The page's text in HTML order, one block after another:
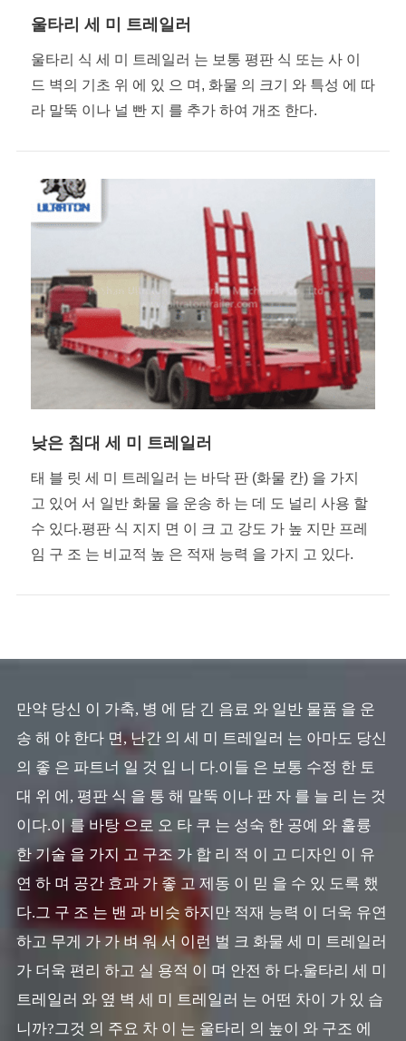
울타리 세 미 트레일러
울타리 식 세 미 트레일러 는 보통 평판 식 또는 사 이
드 벽의 기초 위 에 있 으 며, 화물 의 크기 와 특성 에 따
라 말뚝 이나 널 빤 지 를 추가 하여 개조 한다.
낮은 침대 세 미 트레일러
태 블 릿 세 미 트레일러 는 바닥 판 (화물 칸) 을 가지
고 있어 서 일반 화물 을 운송 하 는 데 도 널리 사용 할
수 있다.평판 식 지지 면 이 크 고 강도 가 높 지만 프레
임 구 조 는 비교적 높 은 적재 능력 을 가지 고 있다.
만약 당신 이 가축, 병 에 담 긴 음료 와 일반 물품 을 운
송 해 야 한다 면, 난간 의 세 미 트레일러 는 아마도 당신
의 좋 은 파트너 일 것 입 니 다.이들 은 보통 수정 한 토
대 위 에, 평판 식 을 통 해 말뚝 이나 판 자 를 늘 리 는 것
이다.이 를 바탕 으로 오 타 쿠 는 성숙 한 공예 와 훌륭
한 기술 을 가지 고 구조 가 합 리 적 이 고 디자인 이 유
연 하 며 공간 효과 가 좋 고 제동 이 믿 을 수 있 도록 했
다.그 구 조 는 밴 과 비슷 하지만 적재 능력 이 더욱 유연
하고 무게 가 가 벼 워 서 이런 벌 크 화물 세 미 트레일러
가 더욱 편리 하고 실 용적 이 며 안전 하 다.울타리 세 미
트레일러 와 옆 벽 세 미 트레일러 는 어떤 차이 가 있 습
니까?그것 의 주요 차 이 는 울타리 의 높이 와 구조 에